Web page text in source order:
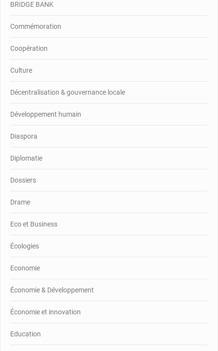
BRIDGE BANK
Commémoration
Coopération
Culture
Décentralisation & gouvernance locale
Développement humain
Diaspora
Diplomatie
Dossiers
Drame
Eco et Business
Écologies
Economie
Économie & Développement
Économie et innovation
Education